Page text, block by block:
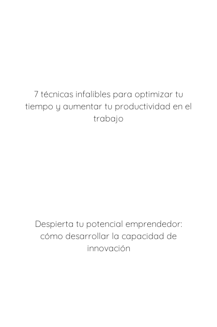
7 técnicas infalibles para optimizar tu
tiempo y aumentar tu productividad en el
trabajo
Despierta tu potencial emprendedor:
cómo desarrollar la capacidad de
innovación